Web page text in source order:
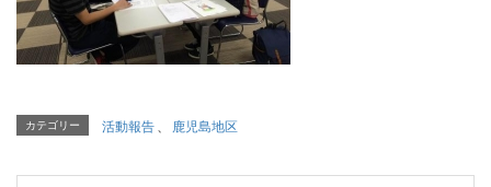
カテゴリー 活動報告 、 鹿児島地区